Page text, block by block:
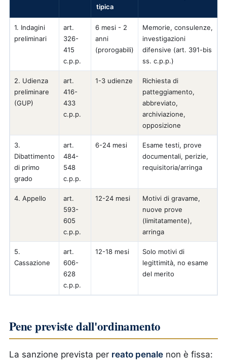
tipica
1. Indagini
preliminari
art.
326-
415
c.p.p.
6 mesi - 2
anni
(prorogabili)
Memorie, consulenze,
investigazioni
difensive (art. 391-bis
ss. c.p.p.)
2. Udienza
preliminare
(GUP)
art.
416-
433
c.p.p.
1-3 udienze
Richiesta di
patteggiamento,
abbreviato,
archiviazione,
opposizione
3.
Dibattimento
di primo
grado
art.
484-
548
c.p.p.
6-24 mesi
Esame testi, prove
documentali, perizie,
requisitoria/arringa
4. Appello
art.
593-
605
c.p.p.
12-24 mesi
Motivi di gravame,
nuove prove
(limitatamente),
arringa
5.
Cassazione
art.
606-
628
c.p.p.
12-18 mesi
Solo motivi di
legittimità, no esame
del merito
Pene previste dall'ordinamento
La sanzione prevista per reato penale non è fissa: